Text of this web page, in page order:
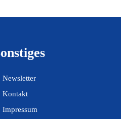
Newsletter
Kontakt
Impressum